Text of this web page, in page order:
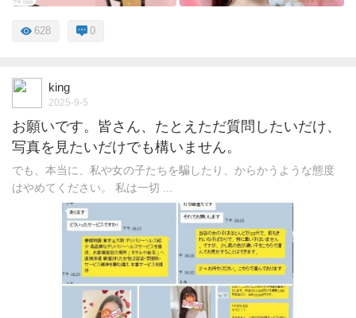
628 0
king
2025-9-5
お願いです。皆さん、たとえただ質問したいだけ、
写真を見たいだけでも構いません。
でも、本当に、私や女の子たちを騙したり、からかうような態度
はやめてください。 私は一切 ...